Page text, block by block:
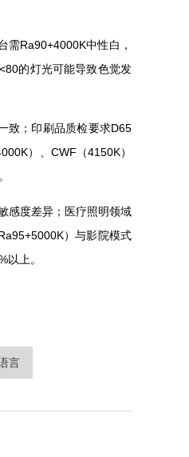
Ra90+4000K中性白，
的灯光可能导致色觉发
；印刷品质检要求D65
）、CWF（4150K）
差异；医疗照明领域
Ra95+5000K）与影院模式
上。
言